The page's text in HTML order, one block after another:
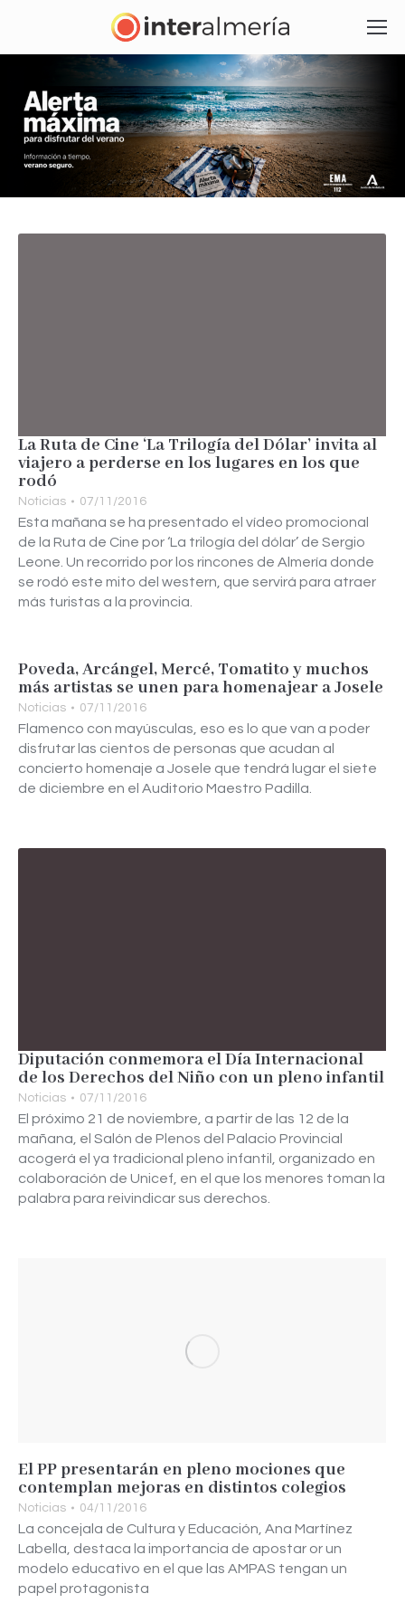
La Ruta de Cine ‘La Trilogía del Dólar’ invita al
viajero a perderse en los lugares en los que
rodó
Noticias 07/11/2016
Esta mañana se ha presentado el vídeo promocional
de la Ruta de Cine por ‘La trilogía del dólar’ de Sergio
Leone. Un recorrido por los rincones de Almería donde
se rodó este mito del western, que servirá para atraer
más turistas a la provincia.
Poveda, Arcángel, Mercé, Tomatito y muchos
más artistas se unen para homenajear a Josele
Noticias 07/11/2016
Flamenco con mayúsculas, eso es lo que van a poder
disfrutar las cientos de personas que acudan al
concierto homenaje a Josele que tendrá lugar el siete
de diciembre en el Auditorio Maestro Padilla.
Diputación conmemora el Día Internacional
de los Derechos del Niño con un pleno infantil
Noticias 07/11/2016
El próximo 21 de noviembre, a partir de las 12 de la
mañana, el Salón de Plenos del Palacio Provincial
acogerá el ya tradicional pleno infantil, organizado en
colaboración de Unicef, en el que los menores toman la
palabra para reivindicar sus derechos.
El PP presentarán en pleno mociones que
contemplan mejoras en distintos colegios
Noticias 04/11/2016
La concejala de Cultura y Educación, Ana Martínez
Labella, destaca la importancia de apostar or un
modelo educativo en el que las AMPAS tengan un
papel protagonista